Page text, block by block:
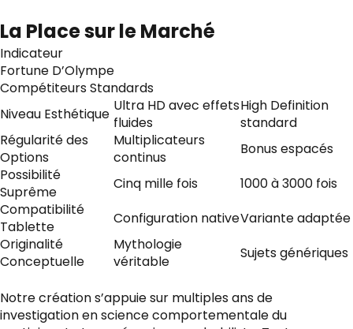
La Place sur le Marché
Indicateur
Fortune D’Olympe
Compétiteurs Standards
Niveau Esthétique Ultra HD avec effets
fluides
High Definition
standard
Régularité des
Options
Multiplicateurs
continus
Bonus espacés
Possibilité
Suprême
Cinq mille fois
1000 à 3000 fois
Compatibilité
Tablette
Configuration nativeVariante adaptée
Originalité
Conceptuelle
Mythologie
véritable
Sujets génériques
Notre création s’appuie sur multiples ans de
investigation en science comportementale du